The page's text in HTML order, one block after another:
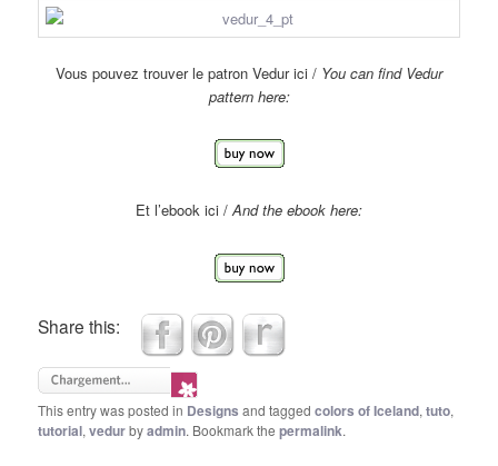
Vous pouvez trouver le patron Vedur ici / You can find Vedur
pattern here:
Et l’ebook ici /And the ebook here:
Share this:
This entry was posted in Designs and taggedcolors of Iceland,tuto,
tutorial,vedurbyadmin. Bookmark thepermalink.